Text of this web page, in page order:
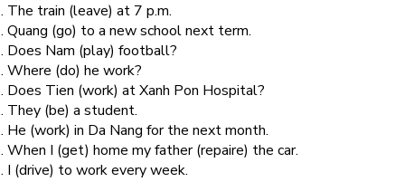
The train (leave) at 7 p.m.
Quang (go) to a new school next term.
Does Nam (play) football?
Where (do) he work?
Does Tien (work) at Xanh Pon Hospital?
They (be) a student.
He (work) in Da Nang for the next month.
When I (get) home my father (repaire) the car.
I (drive) to work every week.